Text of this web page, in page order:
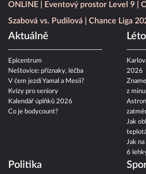
ONLINE
Eventový prostor Level 9
Szabová vs. Pudilová
Chance Liga
Aktuálně
Epicentrum
Neštovice: příznaky, léčba
V čem jezdí Yamal a Mesii?
Kvízy pro seniory
Kalendář úplňků 2026
Co je bodycount?
2026
z
Jak
Jak
6
Politika